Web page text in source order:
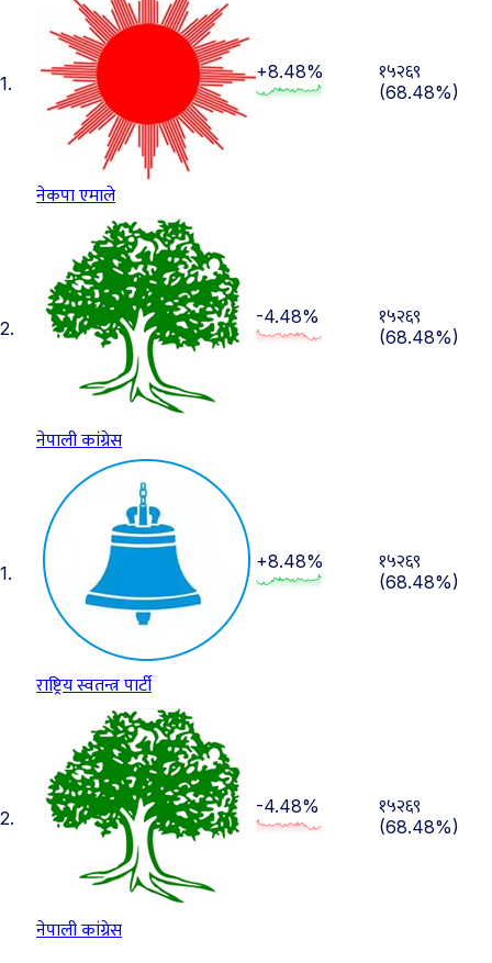
1.
नेकपा एमाले
+8.48% १५२६९
(68.48%)
2.
नेपाली कांग्रेस
-4.48% १५२६९
(68.48%)
1.
राष्ट्रिय स्वतन्त्र पार्टी
+8.48% १५२६९
(68.48%)
2.
नेपाली कांग्रेस
-4.48% १५२६९
(68.48%)